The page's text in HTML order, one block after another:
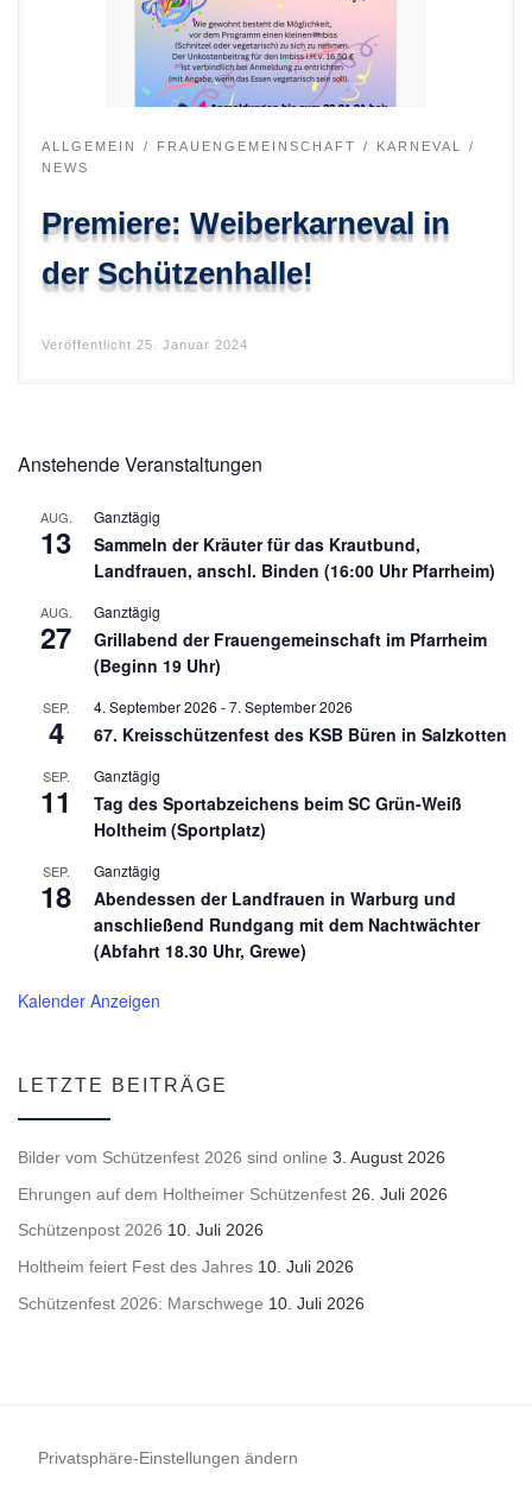
ALLGEMEIN FRAUENGEMEINSCHAFT
KARNEVAL
NEWS
Premiere: Weiberkarneval in
der Schützenhalle!
Veröffentlicht 25. Januar 2024
Anstehende Veranstaltungen
AUG.
13
Ganztägig
Sammeln der Kräuter für das Krautbund,
Landfrauen, anschl. Binden (16:00 Uhr Pfarrheim)
AUG.
27
Ganztägig
Grillabend der Frauengemeinschaft im Pfarrheim
(Beginn 19 Uhr)
SEP.
4
4. September 2026 -7. September 2026
67. Kreisschützenfest des KSB Büren in Salzkotten
SEP.
11
Ganztägig
Tag des Sportabzeichens beim SC Grün-Weiß
Holtheim (Sportplatz)
SEP.
18
Ganztägig
Abendessen der Landfrauen in Warburg und
anschließend Rundgang mit dem Nachtwächter
(Abfahrt 18.30 Uhr, Grewe)
Kalender Anzeigen
LETZTE BEITRÄGE
Bilder vom Schützenfest 2026 sind online 3. August 2026
Ehrungen auf dem Holtheimer Schützenfest 26. Juli 2026
Schützenpost 2026 10. Juli 2026
Holtheim feiert Fest des Jahres 10. Juli 2026
Schützenfest 2026: Marschwege 10. Juli 2026
Privatsphäre-Einstellungen ändern